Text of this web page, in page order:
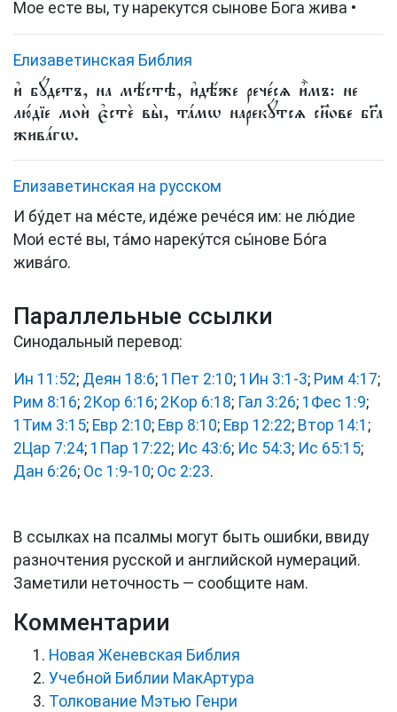
Мое есте вы, ту нарекутся сынове Бога жива •
Елизаветинская Библия
и҆ бꙋ́детъ, на мѣ́стѣ, и҆дѣ́же рече́сѧ и҆̀мъ: не
лю́дїе моѝ є҆стѐ вы̀, та́мѡ нарекꙋ́тсѧ сн҃ове бг҃а
жива́гѡ.
Елизаветинская на русском
И бу́дет на ме́сте, иде́же рече́ся им: не лю́дие
Мои́ есте́ вы, та́мо нареку́тся сы́нове Бо́га
жива́го.
Параллельные ссылки
Синодальный перевод:
Ин 11:52; Деян 18:6; 1Пет 2:10; 1Ин 3:1-3; Рим 4:17;
Рим 8:16; 2Кор 6:16; 2Кор 6:18; Гал 3:26; 1Фес 1:9;
1Тим 3:15; Евр 2:10; Евр 8:10; Евр 12:22; Втор 14:1 ;
2Цар 7:24; 1Пар 17:22; Ис 43:6; Ис 54:3; Ис 65:15;
Дан 6:26; Ос 1:9-10; Ос 2:23.
В ссылках на псалмы могут быть ошибки, ввиду
разночтения русской и английской нумераций.
Заметили неточность — сообщите нам.
Комментарии
Новая Женевская Библия
Учебной Библии МакАртура
Толкование Мэтью Генри